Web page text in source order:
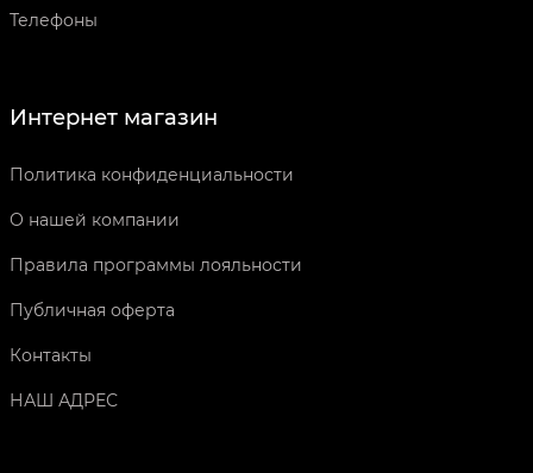
Телефоны
Интернет магазин
Политика конфиденциальности
О нашей компании
Правила программы лояльности
Публичная оферта
Контакты
НАШ АДРЕС